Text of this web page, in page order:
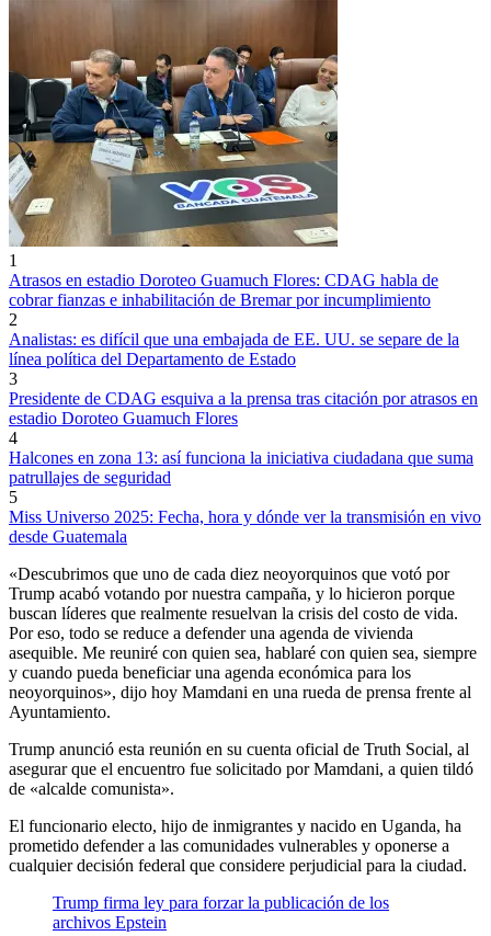
1
Atrasos en estadio Doroteo Guamuch Flores: CDAG habla de
cobrar fianzas e inhabilitación de Bremar por incumplimiento
2
Analistas: es difícil que una embajada de EE. UU. se separe de la
línea política del Departamento de Estado
3
Presidente de CDAG esquiva a la prensa tras citación por atrasos en
estadio Doroteo Guamuch Flores
4
Halcones en zona 13: así funciona la iniciativa ciudadana que suma
patrullajes de seguridad
5
Miss Universo 2025: Fecha, hora y dónde ver la transmisión en vivo
desde Guatemala
«Descubrimos que uno de cada diez neoyorquinos que votó por
Trump acabó votando por nuestra campaña, y lo hicieron porque
buscan líderes que realmente resuelvan la crisis del costo de vida.
Por eso, todo se reduce a defender una agenda de vivienda
asequible. Me reuniré con quien sea, hablaré con quien sea, siempre
y cuando pueda beneficiar una agenda económica para los
neoyorquinos», dijo hoy Mamdani en una rueda de prensa frente al
Ayuntamiento.
Trump anunció esta reunión en su cuenta oficial de Truth Social, al
asegurar que el encuentro fue solicitado por Mamdani, a quien tildó
de «alcalde comunista».
El funcionario electo, hijo de inmigrantes y nacido en Uganda, ha
prometido defender a las comunidades vulnerables y oponerse a
cualquier decisión federal que considere perjudicial para la ciudad.
Trump firma ley para forzar la publicación de los
archivos Epstein